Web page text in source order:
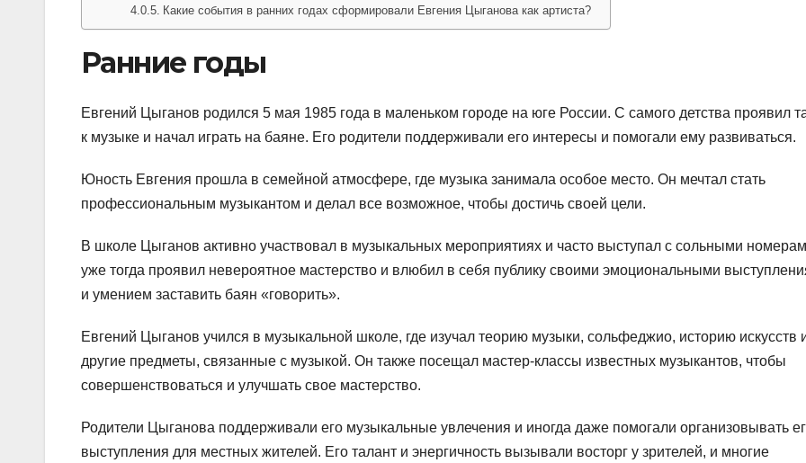
Какие события в ранних годах сформировали Евгения Цыганова как артиста?
Ранние годы
Евгений Цыганов родился 5 мая 1985 года в маленьком городе на юге России. С самого детства проявил
к музыке и начал играть на баяне. Его родители поддерживали его интересы и помогали ему развиваться.
Юность Евгения прошла в семейной атмосфере, где музыка занимала особое место. Он мечтал стать
профессиональным музыкантом и делал все возможное, чтобы достичь своей цели.
В школе Цыганов активно участвовал в музыкальных мероприятиях и часто выступал с сольными
уже тогда проявил невероятное мастерство и влюбил в себя публику своими эмоциональными
и умением заставить баян «говорить».
Евгений Цыганов учился в музыкальной школе, где изучал теорию музыки, сольфеджио, историю искусств
другие предметы, связанные с музыкой. Он также посещал мастер-классы известных музыкантов, чтобы
совершенствоваться и улучшать свое мастерство.
Родители Цыганова поддерживали его музыкальные увлечения и иногда даже помогали организовывать
выступления для местных жителей. Его талант и энергичность вызывали восторг у зрителей, и многие